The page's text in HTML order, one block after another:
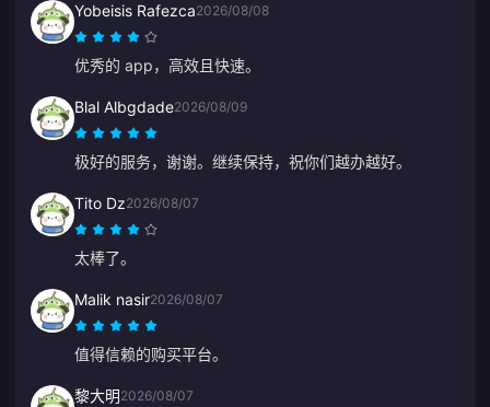
Yobeisis Rafezca2026/08/08
优秀的 app，高效且快速。
Blal Albgdade2026/08/09
极好的服务，谢谢。继续保持，祝你们越办越好。
Tito Dz2026/08/07
太棒了。
Malik nasir2026/08/07
值得信赖的购买平台。
黎大明2026/08/07